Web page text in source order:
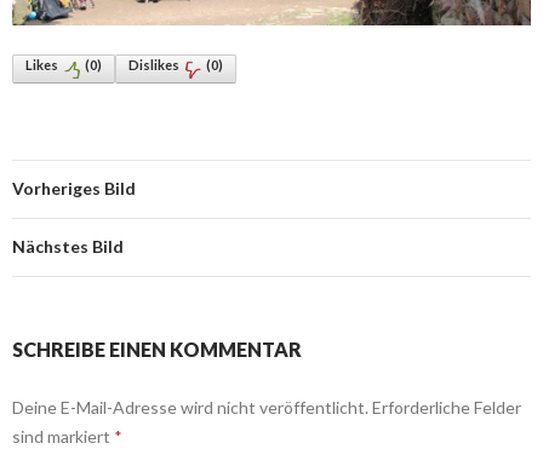
Likes (0) Dislikes (0)
Vorheriges Bild
Nächstes Bild
SCHREIBE EINEN KOMMENTAR
Deine E-Mail-Adresse wird nicht veröffentlicht. Erforderliche Felder
sind markiert *